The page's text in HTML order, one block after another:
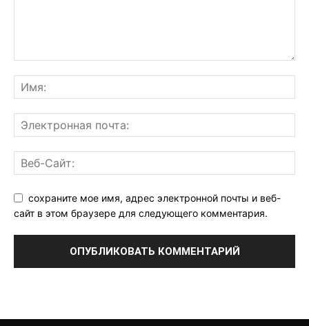
сохраните мое имя, адрес электронной почты и веб-
сайт в этом браузере для следующего комментария.